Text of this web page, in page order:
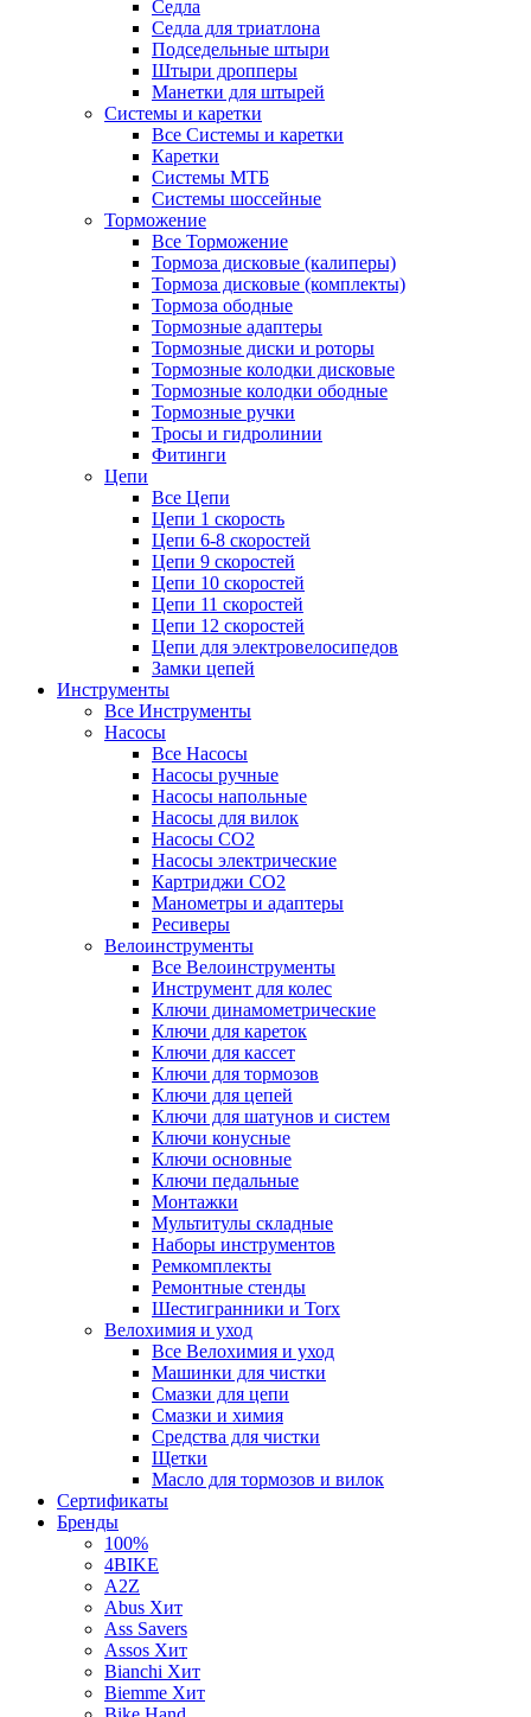
Седла
Седла для триатлона
Подседельные штыри
Штыри дропперы
Манетки для штырей
Системы и каретки
Все Системы и каретки
Каретки
Системы МТБ
Системы шоссейные
Торможение
Все Торможение
Тормоза дисковые (калиперы)
Тормоза дисковые (комплекты)
Тормоза ободные
Тормозные адаптеры
Тормозные диски и роторы
Тормозные колодки дисковые
Тормозные колодки ободные
Тормозные ручки
Тросы и гидролинии
Фитинги
Цепи
Все Цепи
Цепи 1 скорость
Цепи 6-8 скоростей
Цепи 9 скоростей
Цепи 10 скоростей
Цепи 11 скоростей
Цепи 12 скоростей
Цепи для электровелосипедов
Замки цепей
Инструменты
Все Инструменты
Насосы
Все Насосы
Насосы ручные
Насосы напольные
Насосы для вилок
Насосы CO2
Насосы электрические
Картриджи CO2
Манометры и адаптеры
Ресиверы
Велоинструменты
Все Велоинструменты
Инструмент для колес
Ключи динамометрические
Ключи для кареток
Ключи для кассет
Ключи для тормозов
Ключи для цепей
Ключи для шатунов и систем
Ключи конусные
Ключи основные
Ключи педальные
Монтажки
Мультитулы складные
Наборы инструментов
Ремкомплекты
Ремонтные стенды
Шестигранники и Torx
Велохимия и уход
Все Велохимия и уход
Машинки для чистки
Смазки для цепи
Смазки и химия
Средства для чистки
Щетки
Масло для тормозов и вилок
Сертификаты
Бренды
100%
4BIKE
A2Z
Abus Хит
Ass Savers
Assos Хит
Bianchi Хит
Biemme Хит